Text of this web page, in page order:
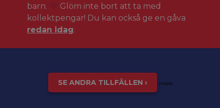
barn.
Glöm inte bort att ta med
kollektpengar! Du kan också ge en gåva
redan idag.
SE ANDRA TILLFÄLLEN › inspis